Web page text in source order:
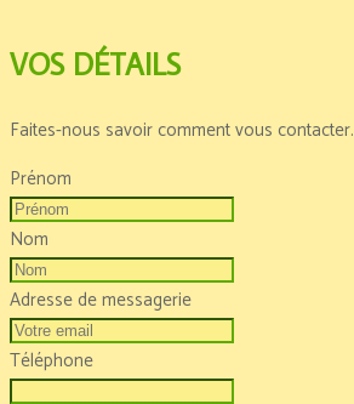
VOS DÉTAILS
Faites-nous savoir comment vous contacter.
Prénom
Nom
Adresse de messagerie
Téléphone